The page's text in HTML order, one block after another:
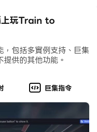
上玩Train to
包括多實例支持、巨集
供的其他功能。
巨集指令